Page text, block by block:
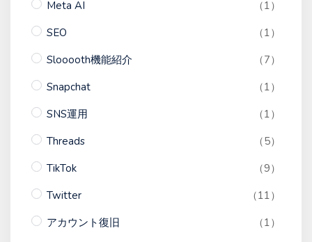
Meta AI
（1）
SEO
（1）
Slooooth機能紹介
（7）
Snapchat
（1）
SNS運用
（1）
Threads
（5）
TikTok
（9）
Twitter
（11）
アカウント復旧
（1）